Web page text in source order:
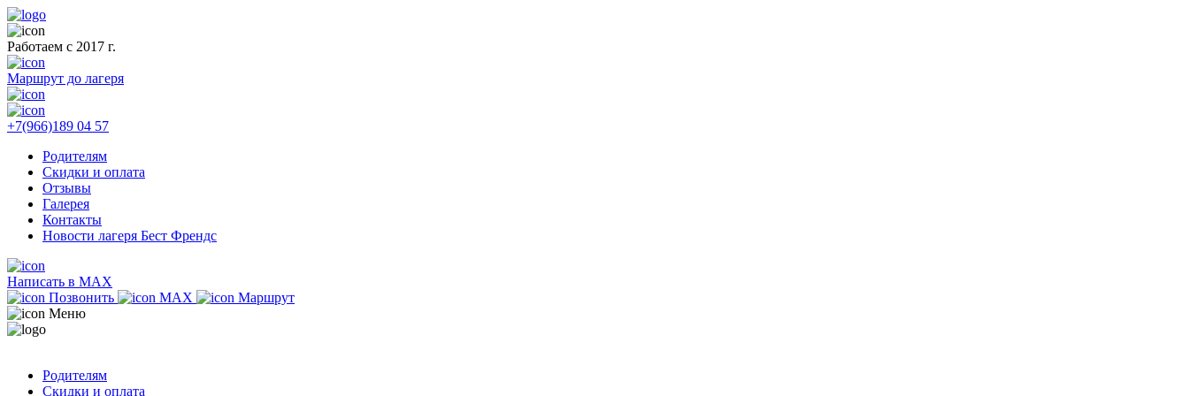
Работаем с 2017 г.
Маршрут до лагеря
+7(966)189 04 57
Родителям
Скидки и оплата
Отзывы
Галерея
Контакты
Новости лагеря Бест Френдс
Написать в MAX
Позвонить
MAX
Маршрут
Меню
Родителям
Скидки и оплата